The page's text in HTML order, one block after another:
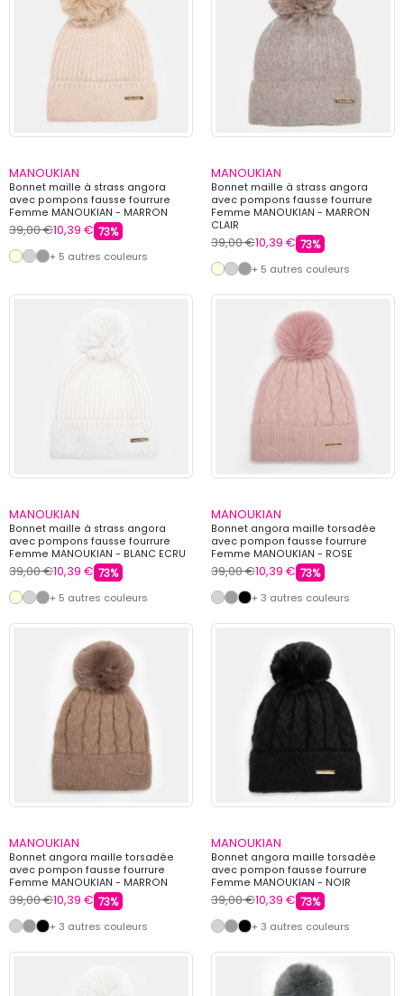
MANOUKIAN
Bonnet maille à strass angora
avec pompons fausse fourrure
Femme MANOUKIAN - MARRON
39,00 €10,39 € 73%
+ 5 autres couleurs
MANOUKIAN
Bonnet maille à strass angora
avec pompons fausse fourrure
Femme MANOUKIAN - MARRON
CLAIR
39,00 €10,39 € 73%
+ 5 autres couleurs
MANOUKIAN
Bonnet maille à strass angora
avec pompons fausse fourrure
Femme MANOUKIAN - BLANC ECRU
39,00 €10,39 € 73%
+ 5 autres couleurs
MANOUKIAN
Bonnet angora maille torsadée
avec pompon fausse fourrure
Femme MANOUKIAN - ROSE
39,00 €10,39 € 73%
+ 3 autres couleurs
MANOUKIAN
Bonnet angora maille torsadée
avec pompon fausse fourrure
Femme MANOUKIAN - MARRON
39,00 €10,39 € 73%
+ 3 autres couleurs
MANOUKIAN
Bonnet angora maille torsadée
avec pompon fausse fourrure
Femme MANOUKIAN - NOIR
39,00 €10,39 € 73%
+ 3 autres couleurs